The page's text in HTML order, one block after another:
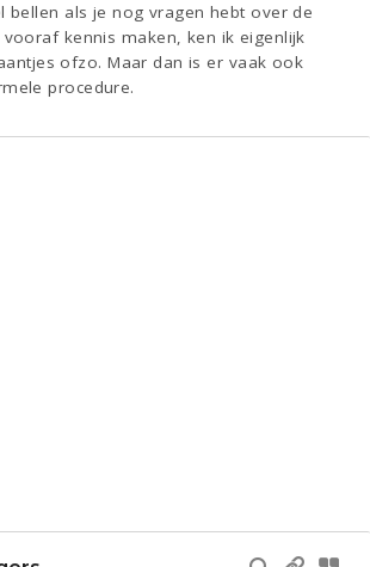
bellen als je nog vragen hebt over de
vooraf kennis maken, ken ik eigenlijk
ofzo. Maar dan is er vaak ook
procedure.